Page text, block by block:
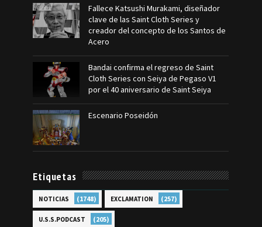
Fallece Katsushi Murakami, diseñador
clave de las Saint Cloth Series y
creador del concepto de los Santos de
Acero
Bandai confirma el regreso de Saint
Cloth Series con Seiya de Pegaso V1
por el 40 aniversario de Saint Seiya
Escenario Poseidón
Etiquetas
NOTICIAS (1748) EXCLAMATION (257)
U.S.S.PODCAST (205)